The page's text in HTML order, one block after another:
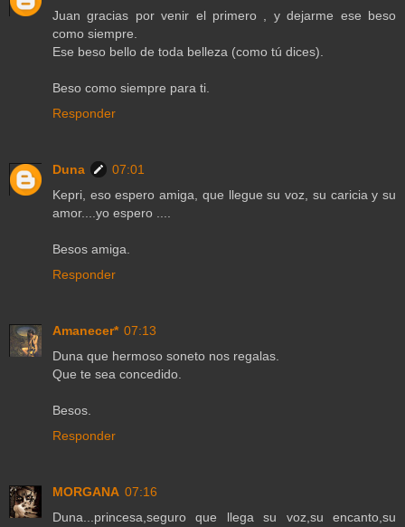
Juan gracias por venir el primero , y dejarme ese beso
como siempre.
Ese beso bello de toda belleza (como tú dices).
Beso como siempre para ti.
Responder
Duna
07:01
Kepri, eso espero amiga, que llegue su voz, su caricia y su
amor....yo espero ....
Besos amiga.
Responder
Amanecer* 07:13
Duna que hermoso soneto nos regalas.
Que te sea concedido.
Besos.
Responder
MORGANA 07:16
Duna...princesa,seguro que llega su voz,su encanto,su